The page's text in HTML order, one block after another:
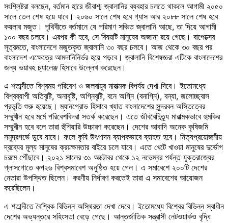
সংশ্লিষ্টরা বলছেন, বর্তমান হারে জীবাশ্ম জ্বালানির ব্যবহার চলতে থাকলে আগামী ২০৫০
সালে তেল শেষ হয়ে যাবে। ২০৬০ সালে শেষ হবে গ্যাস আর ২০৮৮ সালে শেষ হবে
কয়লার মজুত। পৃথিবীতে বর্তমানে যে পরিমাণ সঞ্চিত জ্বালানি আছে, তা দিয়ে আগামী
১০০ বছর চলবে। এরপর কী হবে, সে বিষয়টি মানুষের অজানা রয়ে গেছে। বাপেক্সের
সূত্রমতে, বাংলাদেশে মজুতকৃত জ্বালানি ৩০ বছর চলবে। আজ থেকে ৩০ বছর পর
বাংলাদেশ এক্ষেত্রে আমদানিনির্ভর হয়ে পড়বে। জ্বালানি বিশেষজ্ঞরা এটিকে বাংলাদেশের
জন্য ভয়াবহ চ্যালেঞ্জ হিসাবে উল্লেখ করেছেন।
এ শতাব্দীতে বিশ্বময় পরিবেশ ও জলবায়ুর মারাত্মক বিপর্যয় দেখা দিবে। ইতোমধ্যে
বিশ্বব্যাপী অতিবৃষ্টি, অনাবৃষ্টি, অগ্নিবৃষ্টি, বনে অগ্নি (বনাগ্নি), বন্যা, জলোচ্ছ্বাস
প্রভৃতি শুরু হয়েছে। ম্যানগ্রোভ হিসাবে খ্যাত বাংলাদেশের সুন্দরবন অস্তিত্বের
সম্মুখীন হবে মর্মে পরিবেশবিদরা সতর্ক করেছেন। এতে জীববৈচিত্র্য মারাত্মকভাবে হুমকির
সম্মুখীন হবে বলে তারা হুঁশিয়ারি উচ্চারণ করেছেন। দেশের আবাদি অনেক কৃষিজমি
সমুদ্রগর্ভে ডুবে যাবে। ফলে কৃষি উৎপাদন ব্যাপকভাবে ব্যাহত হবে। নিত্যপ্রয়োজনীয়
দ্রব্যের মূল্য মানুষের ক্রয়ক্ষমতার বাইরে চলে যাবে। এতে খেটে খাওয়া মানুষের দুর্ভোগ
চরমে পৌঁছাবে। ২০২১ সালের ৩১ অক্টোবর থেকে ১২ নভেম্বর পর্যন্ত যুক্তরাজ্যের
গ্লাসগোতে কপ২৬ বিশ্বসমাবেশ অনুষ্ঠিত হয়ে গেল। এ সমাবেশে ২০০টি দেশের
নেতারা উপস্থিত ছিলেন। করণীয় নির্ধারণ করতেই তারা এ সমাবেশের আয়োজন
করেছিলেন।
এ শতাব্দীতে বৈশ্বিক বিভিন্ন অস্থিরতা দেখা দেবে। ইতোমধ্যে বিশ্বের বিভিন্ন স্বাধীন
দেশের অভ্যন্তরে সহিংসতা বেড়ে গেছে। আন্তর্জাতিক সন্ত্রাসী নেটওয়ার্কও বৃদ্ধি